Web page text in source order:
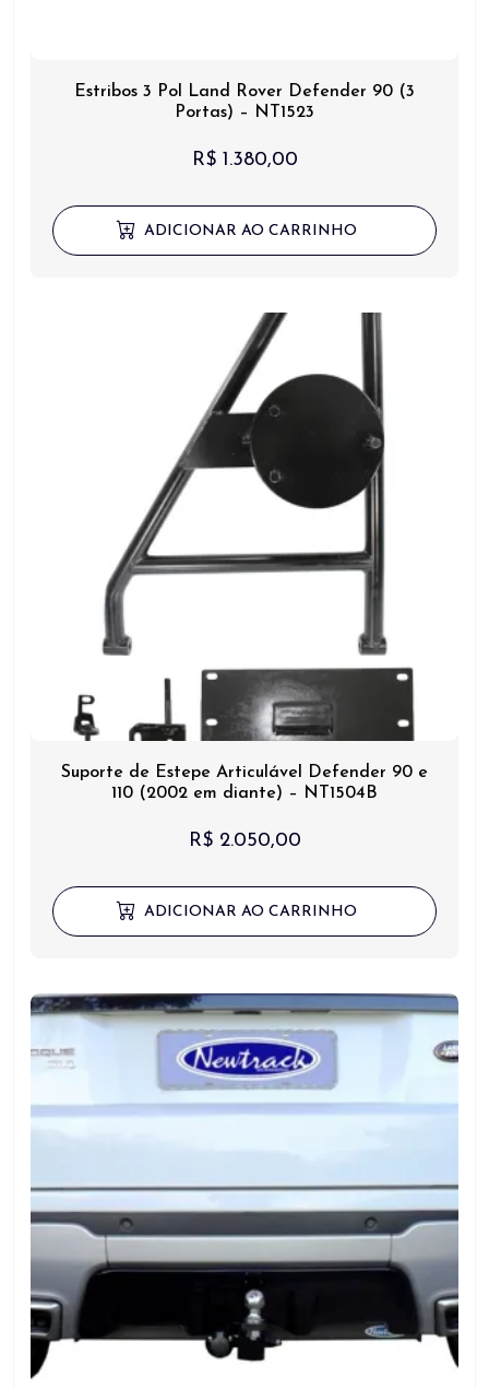
Estribos 3 Pol Land Rover Defender 90 (3
Portas) – NT1523
R$1.380,00
ADICIONAR AO CARRINHO
Suporte de Estepe Articulável Defender 90 e
110 (2002 em diante) – NT1504B
R$2.050,00
ADICIONAR AO CARRINHO